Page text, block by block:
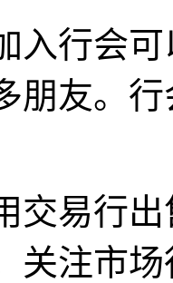
入行会
朋友。
交易行
关注市